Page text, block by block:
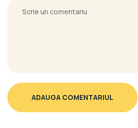
ADAUGA COMENTARIUL